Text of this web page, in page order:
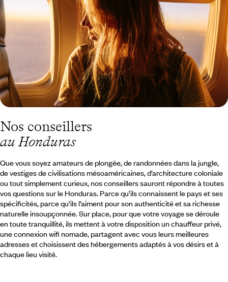
Nos conseillers
au Honduras
Que vous soyez amateurs de plongée, de randonnées dans la jungle,
de vestiges de civilisations mésoaméricaines, d’architecture coloniale
ou tout simplement curieux, nos conseillers sauront répondre à toutes
vos questions sur le Honduras. Parce qu’ils connaissent le pays et ses
spécificités, parce qu’ils l’aiment pour son authenticité et sa richesse
naturelle insoupçonnée. Sur place, pour que votre voyage se déroule
en toute tranquillité, ils mettent à votre disposition un chauffeur privé,
une connexion wifi nomade, partagent avec vous leurs meilleures
adresses et choisissent des hébergements adaptés à vos désirs et à
chaque lieu visité.